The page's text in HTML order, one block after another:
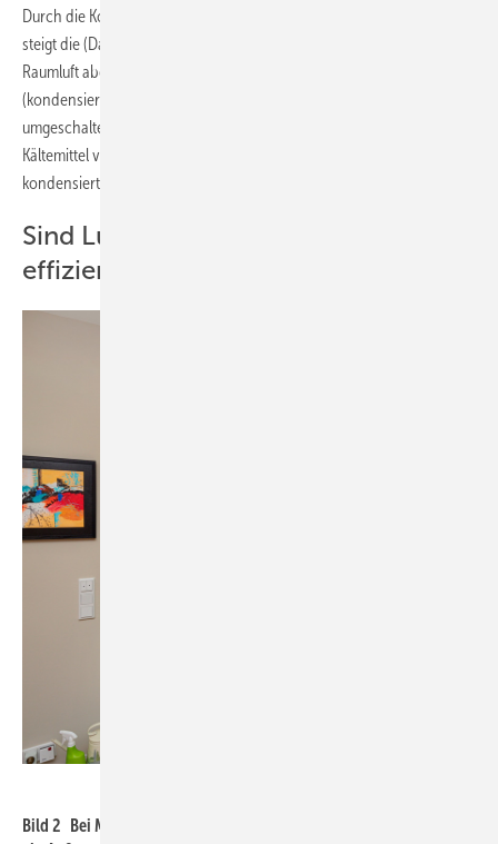
Durch die Komprimierung des verdampften Kältemittels im Verdichter
steigt die (Dampf)Temperatur. Im Innengerät wird die Wärme an die
Raumluft abgegeben und dabei das Kältemittel verflüssigt
(kondensiert). Im Kühlbetrieb wird der Kältekreis zum Klimagerät
umgeschaltet, im Wärmeübertrager des Innengeräts wird jetzt das
Kältemittel verdampft und im Wärmeübertrager des Außengeräts
kondensiert.
Sind Luft/Luft-Wärmepumpen
effizient?
Bild 2 Bei Multi-Split-Systemen können bis zu acht Innengeräte an